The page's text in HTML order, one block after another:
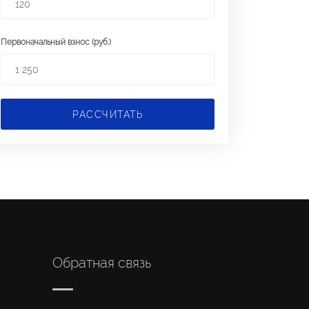
Первоначальный взнос (руб.)
РАССЧИТАТЬ
Обратная связь